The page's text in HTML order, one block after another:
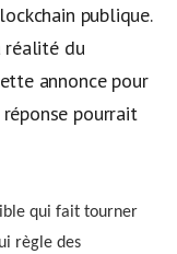
publique.
du
annonce pour
pourrait
qui fait tourner
règle des